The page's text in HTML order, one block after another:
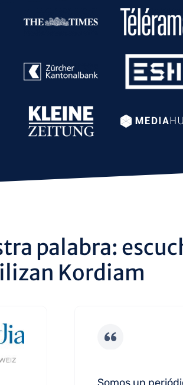
palabra:
Kordiam